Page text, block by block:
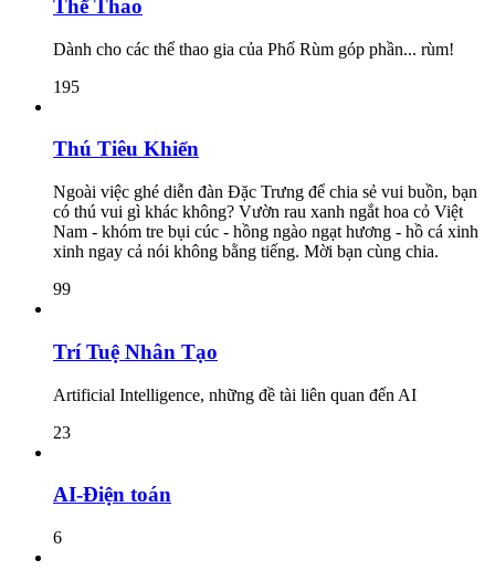
Thể Thao
Dành cho các thể thao gia của Phố Rùm góp phần... rùm!
195
Thú Tiêu Khiển
Ngoài việc ghé diễn đàn Đặc Trưng để chia sẻ vui buồn, bạn
có thú vui gì khác không? Vườn rau xanh ngắt hoa cỏ Việt
Nam - khóm tre bụi cúc - hồng ngào ngạt hương - hồ cá xinh
xinh ngay cả nói không bằng tiếng. Mời bạn cùng chia.
99
Trí Tuệ Nhân Tạo
Artificial Intelligence, những đề tài liên quan đến AI
23
AI-Điện toán
6